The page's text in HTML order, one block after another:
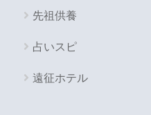
先祖供養
占いスピ
遠征ホテル